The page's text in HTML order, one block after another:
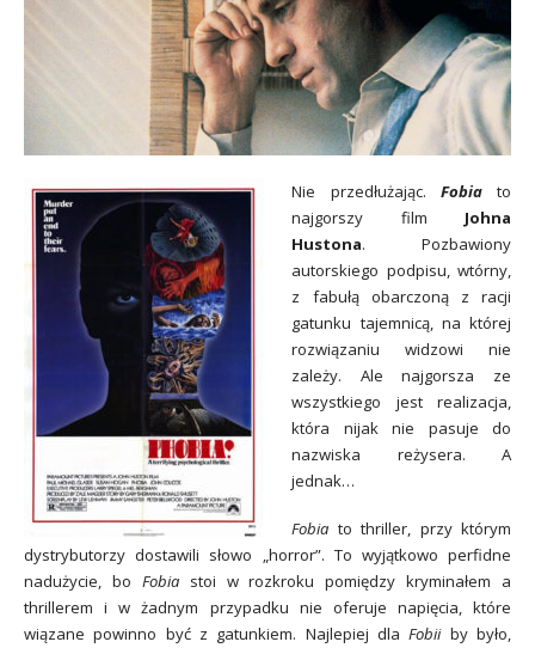
Nie przedłużając. Fobia to
najgorszy film Johna
Hustona. Pozbawiony
autorskiego podpisu, wtórny,
z fabułą obarczoną z racji
gatunku tajemnicą, na której
rozwiązaniu widzowi nie
zależy. Ale najgorsza ze
wszystkiego jest realizacja,
która nijak nie pasuje do
nazwiska reżysera. A
jednak…
Fobia to thriller, przy którym
dystrybutorzy dostawili słowo „horror”. To wyjątkowo perfidne
nadużycie, bo Fobia stoi w rozkroku pomiędzy kryminałem a
thrillerem i w żadnym przypadku nie oferuje napięcia, które
wiązane powinno być z gatunkiem. Najlepiej dlaFobii by było,